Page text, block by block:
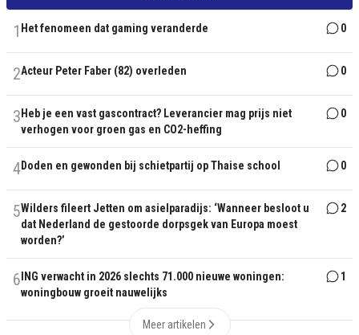
1 Het fenomeen dat gaming veranderde 0
2Acteur Peter Faber (82) overleden 0
3 Heb je een vast gascontract? Leverancier mag prijs niet
verhogen voor groen gas en CO2-heffing
0
4Doden en gewonden bij schietpartij op Thaise school 0
5Wilders fileert Jetten om asielparadijs: ‘Wanneer besloot u
dat Nederland de gestoorde dorpsgek van Europa moest
worden?’
2
6 ING verwacht in 2026 slechts 71.000 nieuwe woningen:
woningbouw groeit nauwelijks
1
Meer artikelen